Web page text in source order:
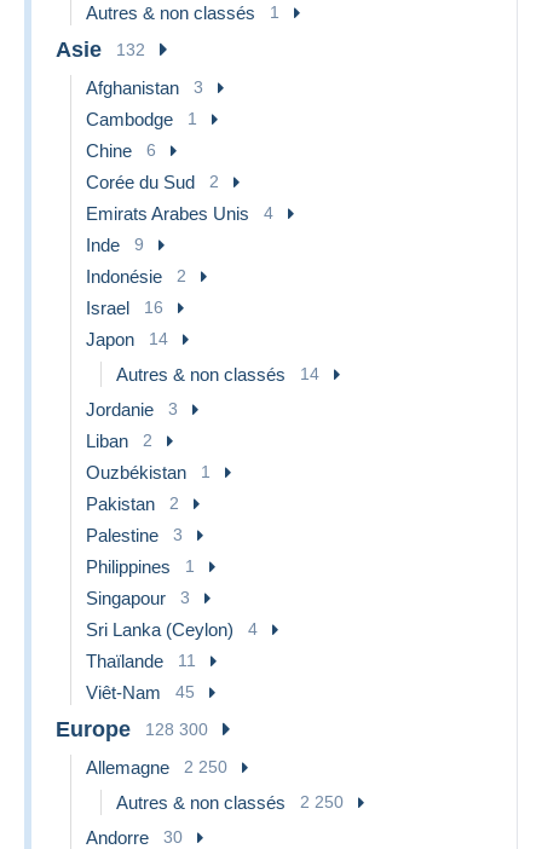
Autres & non classés 1
Asie 132
Afghanistan 3
Cambodge 1
Chine 6
Corée du Sud 2
Emirats Arabes Unis 4
Inde 9
Indonésie 2
Israel 16
Japon 14
Autres & non classés 14
Jordanie 3
Liban 2
Ouzbékistan 1
Pakistan 2
Palestine 3
Philippines 1
Singapour 3
Sri Lanka (Ceylon) 4
Thaïlande 11
Viêt-Nam 45
Europe 128 300
Allemagne 2 250
Autres & non classés 2 250
Andorre 30